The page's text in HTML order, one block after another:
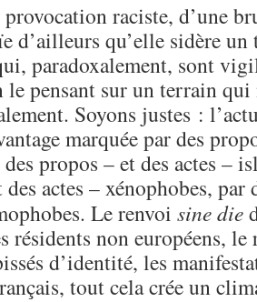
raciste, d’une
d’ailleurs qu’elle sidère un
paradoxalement, sont
le pensant sur un terrain qui
Soyons justes :
marquée par des
propos – et des actes –
actes – xénophobes, par
Le renvoi sine die
résidents non européens, le
d’identité, les
tout cela crée un